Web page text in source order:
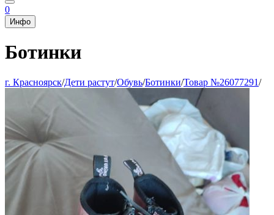
0
Инфо
Ботинки
г. Красноярск/Дети растут/Обувь/Ботинки/Товар №26077291/